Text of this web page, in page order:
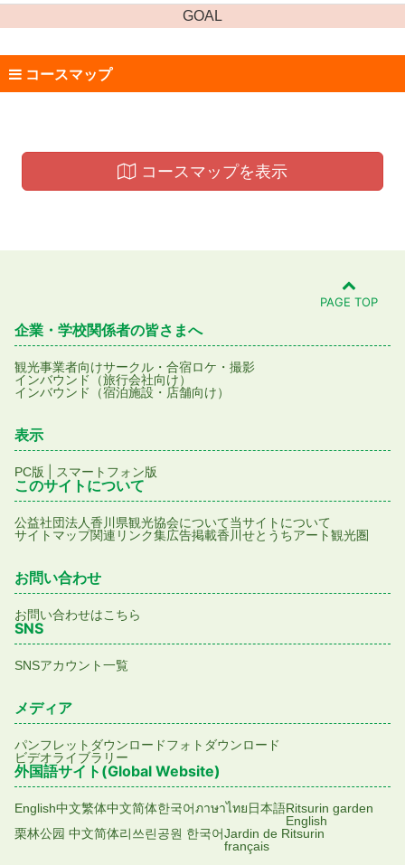
GOAL
コースマップ
コースマップを表示
PAGE TOP
企業・学校関係者の皆さまへ
観光事業者向けサークル・合宿ロケ・撮影
インバウンド（旅行会社向け）
インバウンド（宿泊施設・店舗向け）
表示
PC版 スマートフォン版
このサイトについて
公益社団法人香川県観光協会について当サイトについて
サイトマップ関連リンク集広告掲載香川せとうちアート観光圏
お問い合わせ
お問い合わせはこちら
SNS
SNSアカウント一覧
メディア
パンフレットダウンロードフォトダウンロード
ビデオライブラリー
外国語サイト(Global Website)
English中文繁体中文简体한국어ภาษาไทย日本語Ritsurin garden
English
栗林公园 中文简体리쓰린공원 한국어Jardin de Ritsurin
français